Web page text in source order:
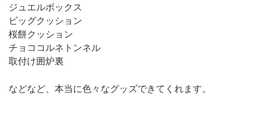
ジュエルボックス
ビッグクッション
桜餅クッション
チョココルネトンネル
取付け囲炉裏
などなど、本当に色々なグッズできてくれます。